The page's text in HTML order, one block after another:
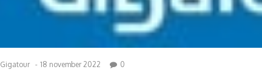
Gigatour - 18 november 2022 0